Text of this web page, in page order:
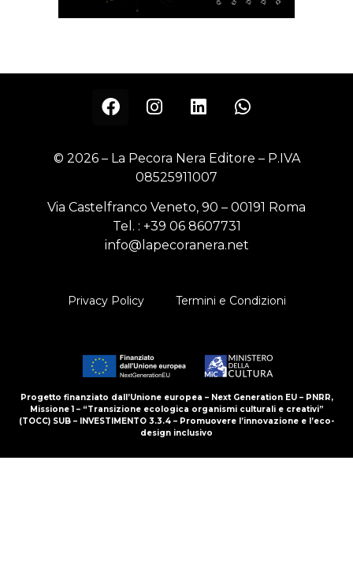
© 2026 – La Pecora Nera Editore – P.IVA
08525911007
Via Castelfranco Veneto, 90 – 00191 Roma
Tel. : +39 06 8607731
info@lapecoranera.net
Privacy Policy Termini e Condizioni
Progetto finanziato dall’Unione europea – Next Generation EU – PNRR,
Missione 1 – “Transizione ecologica organismi culturali e creativi”
(TOCC) SUB – INVESTIMENTO 3.3.4 – Promuovere l’innovazione e l’eco-
design inclusivo